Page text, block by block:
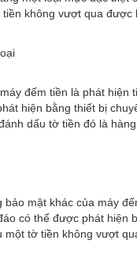
không vượt qua được
đếm tiền là phát
hiện bằng thiết bị
dấu tờ tiền đó là hàng
mật khác của máy
có thể được phát hiện
một tờ tiền không vượt